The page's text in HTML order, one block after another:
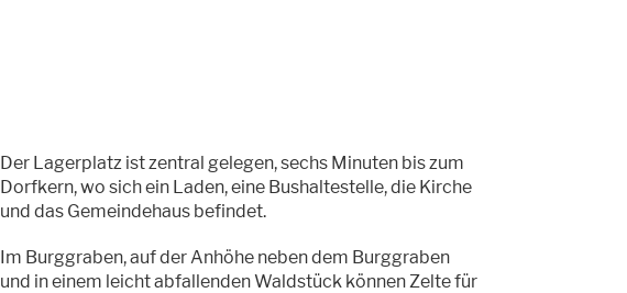
Der Lagerplatz ist zentral gelegen, sechs Minuten bis zum
Dorfkern, wo sich ein Laden, eine Bushaltestelle, die Kirche
und das Gemeindehaus befindet.
Im Burggraben, auf der Anhöhe neben dem Burggraben
und in einem leicht abfallenden Waldstück können Zelte für